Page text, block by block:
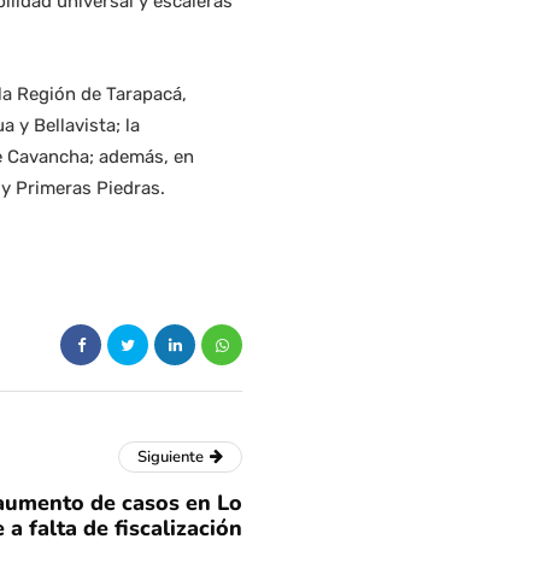
Región de Tarapacá,
y Bellavista; la
además, en
Primeras Piedras.
Siguiente
de casos en Lo
a falta de fiscalización